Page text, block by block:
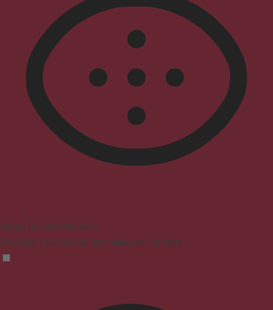
Modus für Sehbehinderte
Verbessert die visuelle Darstellung der Website